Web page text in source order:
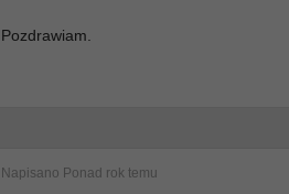
Pozdrawiam.
Napisano Ponad rok temu